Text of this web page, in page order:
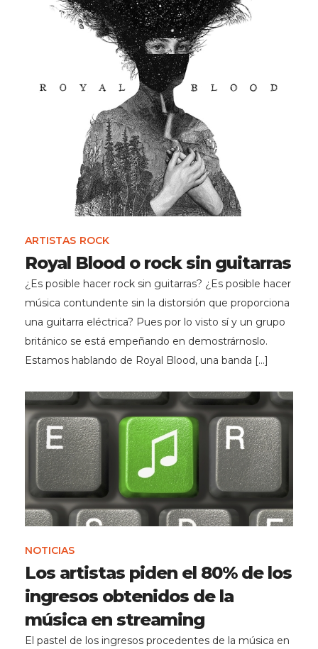
ARTISTAS ROCK
Royal Blood o rock sin guitarras
¿Es posible hacer rock sin guitarras? ¿Es posible hacer
música contundente sin la distorsión que proporciona
una guitarra eléctrica? Pues por lo visto sí y un grupo
británico se está empeñando en demostrárnoslo.
Estamos hablando de Royal Blood, una banda […]
NOTICIAS
Los artistas piden el 80% de los
ingresos obtenidos de la
música en streaming
El pastel de los ingresos procedentes de la música en